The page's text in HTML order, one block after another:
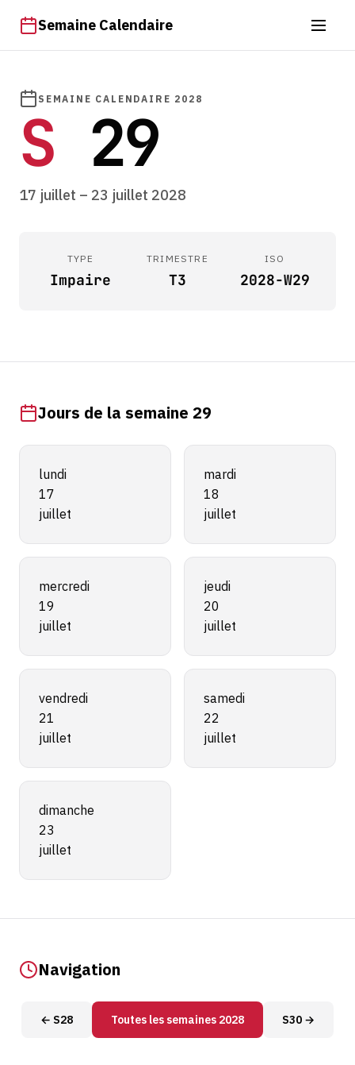
Semaine Calendaire
SEMAINE CALENDAIRE 2028
S29
17 juillet – 23 juillet 2028
TYPE
Impaire
TRIMESTRE
T3
ISO
2028-W29
Jours de la semaine 29
lundi
17
juillet
mardi
18
juillet
mercredi
19
juillet
jeudi
20
juillet
vendredi
21
juillet
samedi
22
juillet
dimanche
23
juillet
Navigation
← S28 Toutes les semaines 2028 S30 →